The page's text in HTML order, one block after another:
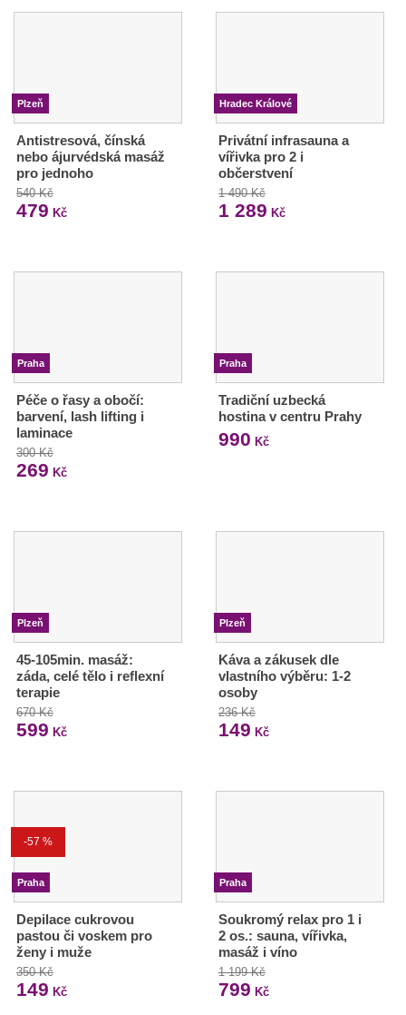
Plzeň
Antistresová, čínská
nebo ájurvédská masáž
pro jednoho
540 Kč
479 Kč
Hradec Králové
Privátní infrasauna a
vířivka pro 2 i
občerstvení
1 490 Kč
1 289 Kč
Praha
Péče o řasy a obočí:
barvení, lash lifting i
laminace
300 Kč
269 Kč
Praha
Tradiční uzbecká
hostina v centru Prahy
990 Kč
Plzeň
45-105min. masáž:
záda, celé tělo i reflexní
terapie
670 Kč
599 Kč
Plzeň
Káva a zákusek dle
vlastního výběru: 1-2
osoby
236 Kč
149 Kč
-57 %
Praha
Depilace cukrovou
pastou či voskem pro
ženy i muže
350 Kč
149 Kč
Praha
Soukromý relax pro 1 i
2 os.: sauna, vířivka,
masáž i víno
1 199 Kč
799 Kč